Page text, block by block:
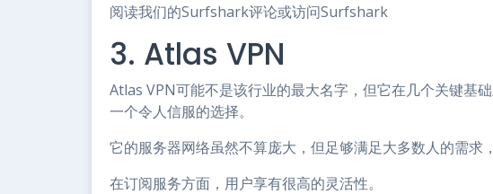
阅读我们的Surfshark评论或访问Surfshark
3. Atlas VPN
Atlas VPN可能不是该行业的最大名字，但它在几个关键基
一个令人信服的选择。
它的服务器网络虽然不算庞大，但足够满足大多数人的需求
在订阅服务方面，用户享有很高的灵活性。